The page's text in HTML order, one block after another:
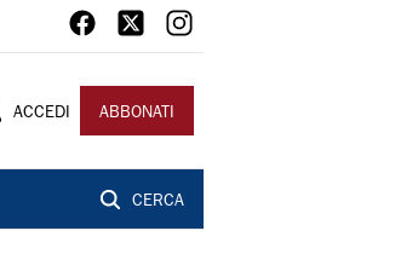
ACCEDI ABBONATI
CERCA